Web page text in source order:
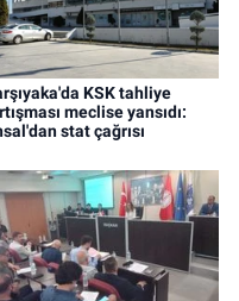
KSK tahliye
meclise yansıdı:
stat çağrısı